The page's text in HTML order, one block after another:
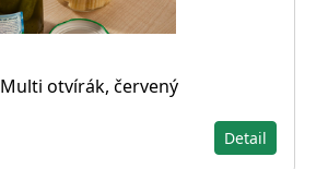
Multi otvírák, červený
Detail